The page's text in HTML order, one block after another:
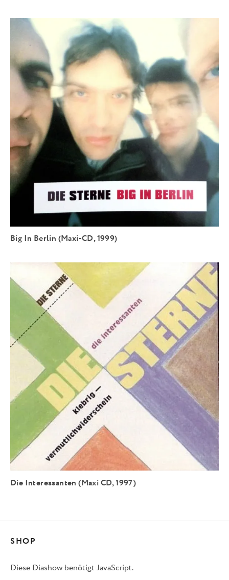
Big In Berlin (Maxi-CD, 1999)
Die Interessanten (Maxi CD, 1997)
SHOP
Diese Diashow benötigt JavaScript.